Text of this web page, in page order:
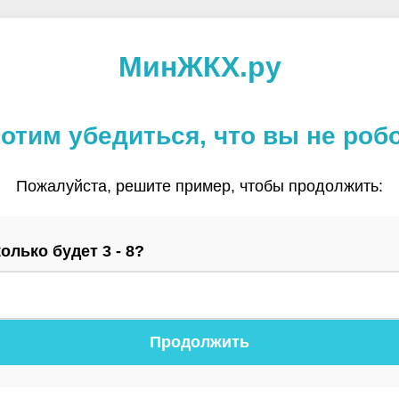
МинЖКХ.ру
убедиться, что вы не
Пожалуйста, решите пример, чтобы продолжить:
будет 3 - 8?
Продолжить